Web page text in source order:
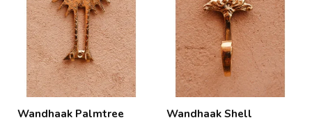
Wandhaak Palmtree Wandhaak Shell